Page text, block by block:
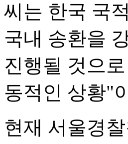
씨는 한국 국
국내 송환을
진행될 것으
동적인 상황"
현재 서울경